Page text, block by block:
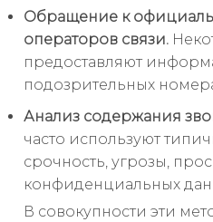
Обращение к
операторов связи.
предоставляют
подозрительных
Анализ содержания
часто используют
срочность, угрозы,
конфиденциальных
В совокупности эти